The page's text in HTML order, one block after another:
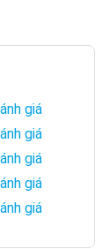
giá
giá
giá
giá
giá